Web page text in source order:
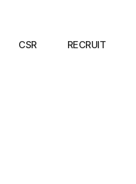
CSR RECRUIT